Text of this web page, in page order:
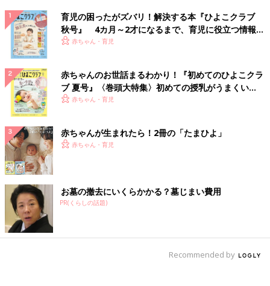
育児の困ったがズバリ！解決する本『ひよこクラブ
秋号』 4カ月～2才になるまで、育児に役立つ情報が
いっぱい！
赤ちゃん・育児
赤ちゃんのお世話まるわかり！『初めてのひよこクラ
ブ 夏号』〈巻頭大特集〉初めての授乳がうまくい
く！ おっぱい・ミルクの基本と夏のトラブル 解決テ
赤ちゃん・育児
赤ちゃんが生まれたら！2冊の「たまひよ」
赤ちゃん・育児
お墓の撤去にいくらかかる？墓じまい費用
PR(くらしの話題)
Recommended by